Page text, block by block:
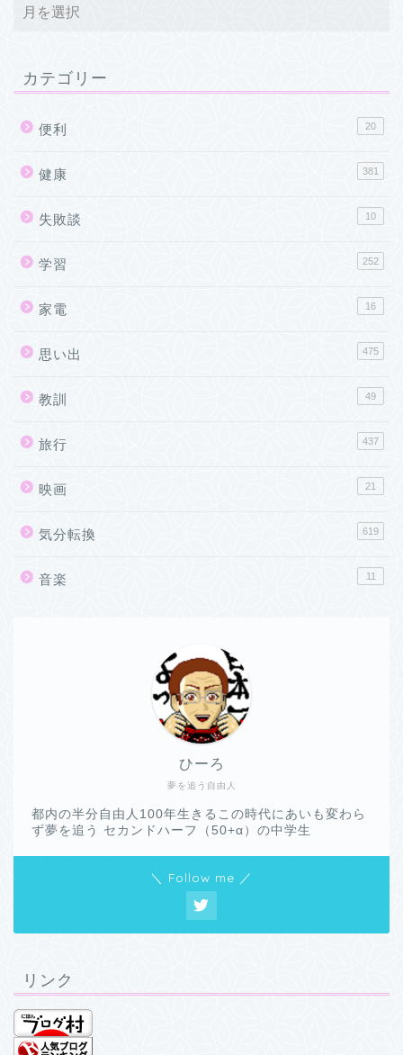
カテゴリー
便利 20
健康 381
失敗談 10
学習 252
家電 16
思い出 475
教訓 49
旅行 437
映画 21
気分転換 619
音楽 11
夢を追う自由人
ひーろ
都内の半分自由人100年生きるこの時代にあいも変わら
ず夢を追う セカンドハーフ（50+α）の中学生
＼ Follow me ／
リンク